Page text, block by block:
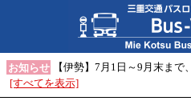
お知らせ
【伊勢】7月1日～9月末ま
[すべてを表示]